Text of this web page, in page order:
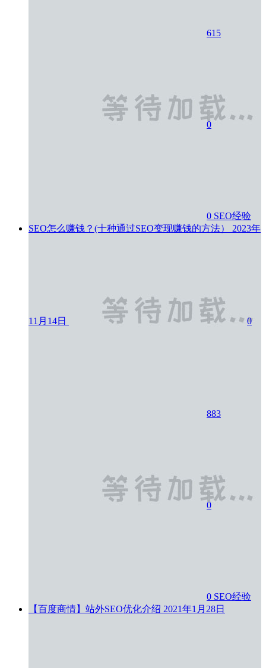
615
0
0 SEO经验
SEO怎么赚钱？(十种通过SEO变现赚钱的方法） 2023年
11月14日 0
883
0
0 SEO经验
【百度商情】站外SEO优化介绍 2021年1月28日